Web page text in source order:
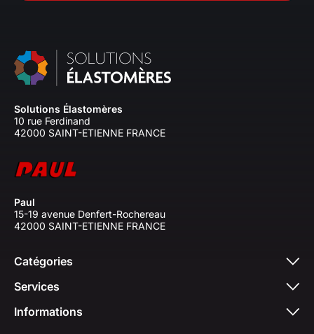
Solutions Élastomères
10 rue Ferdinand
42000 SAINT-ETIENNE FRANCE
Paul
15-19 avenue Denfert-Rochereau
42000 SAINT-ETIENNE FRANCE
Catégories
Services
Informations